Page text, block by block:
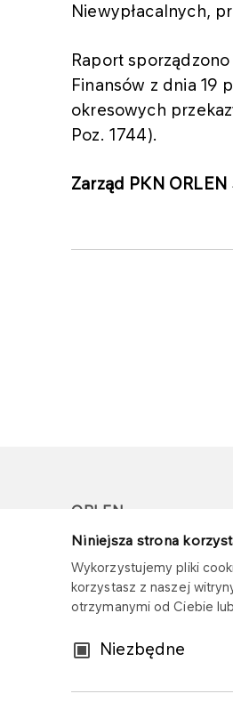
Niniejsza strona
Wykorzystujemy pliki
korzystasz z naszej
otrzymanymi od Ciebie
WybórNiezbędne
Niewypłacalnych,
Raport
Finansów z dnia 19
okresowych
Poz. 1744).
Zarząd PKN ORLEN
ORLEN
Copyright © 1996-
Wszystkie prawa